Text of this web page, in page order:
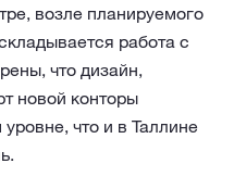
возле планируемого
работа с
что дизайн,
новой конторы
что и в Таллине